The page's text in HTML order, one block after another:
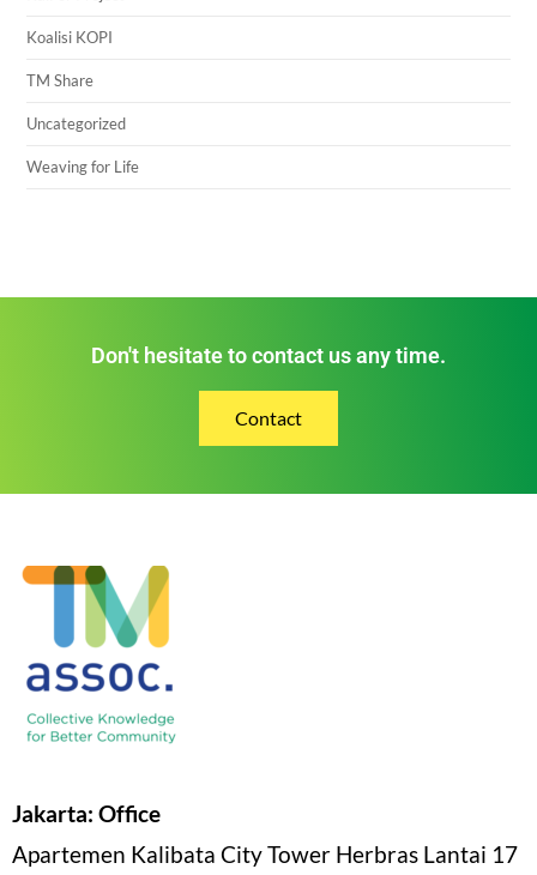
Koalisi KOPI
TM Share
Uncategorized
Weaving for Life
Don't hesitate to contact us any time.
Contact
Jakarta: Office
Apartemen Kalibata City Tower Herbras Lantai 17